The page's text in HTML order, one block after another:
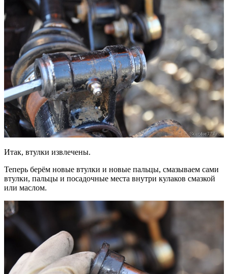
Итак, втулки извлечены.
Теперь берём новые втулки и новые пальцы, смазываем сами
втулки, пальцы и посадочные места внутри кулаков смазкой
или маслом.